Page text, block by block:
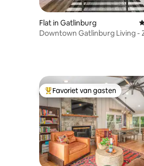
Flat in Gatlinburg
Downtown Gatlinburg Living -
Topfavoriet van gasten
Favoriet van gasten